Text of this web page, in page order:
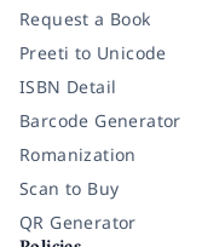
Request a Book
Preeti to Unicode
ISBN Detail
Barcode Generator
Romanization
Scan to Buy
QR Generator